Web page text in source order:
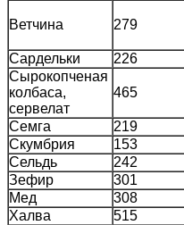
Ветчина 279
Сардельки 226
Сырокопченая
колбаса,
сервелат
465
Семга 219
Скумбрия
153
Сельдь
242
Зефир
301
Мед
308
Халва
515